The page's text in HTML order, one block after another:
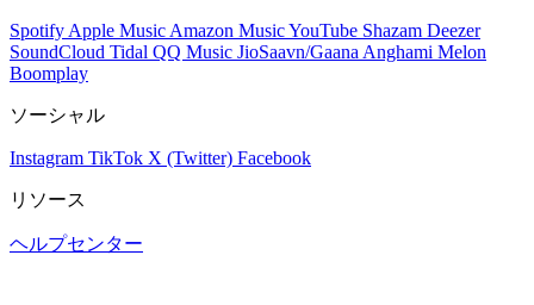
Spotify Apple Music Amazon MusicYouTube Shazam Deezer
SoundCloud Tidal QQ Music JioSaavn/Gaana Anghami Melon
Boomplay
ソーシャル
Instagram TikTok X (Twitter) Facebook
リソース
ヘルプセンター